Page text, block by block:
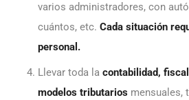
varios administradores, con
cuántos, etc. Cada situación
personal.
Llevar toda la contabilidad,
modelos tributarios mensuales,